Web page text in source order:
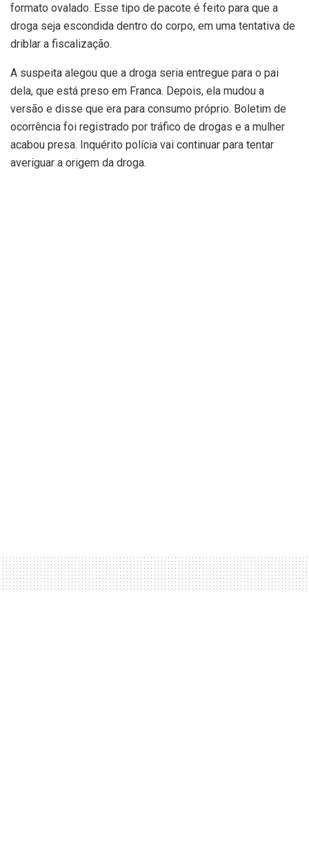
formato ovalado. Esse tipo de pacote é feito para que a
droga seja escondida dentro do corpo, em uma tentativa de
driblar a fiscalização.
A suspeita alegou que a droga seria entregue para o pai
dela, que está preso em Franca. Depois, ela mudou a
versão e disse que era para consumo próprio. Boletim de
ocorrência foi registrado por tráfico de drogas e a mulher
acabou presa. Inquérito polícia vai continuar para tentar
averiguar a origem da droga.